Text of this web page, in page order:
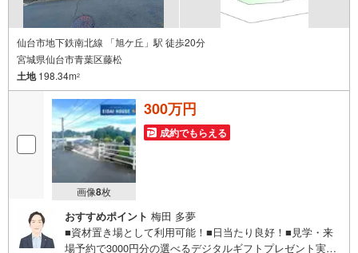
仙台市地下鉄南北線 「旭ケ丘」駅 徒歩20分
宮城県仙台市青葉区藤松
土地198.34m2
画像8枚
300万円
成約でもらえる
おすすめポイント 梅田 多夢
■資材置き場として利用可能！■日当たり良好！■見学・来
場予約で3000円分の選べるデジタルギフトプレゼント実施